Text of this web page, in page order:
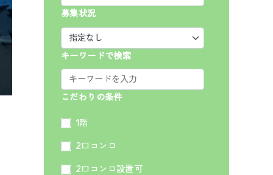
募集状況
キーワードで検索
こだわりの条件
1階
2口コンロ
2口コンロ設置可